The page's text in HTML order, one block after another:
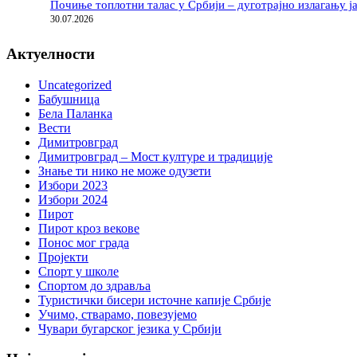
Почиње топлотни талас у Србији – дуготрајно излагању
30.07.2026
Актуелности
Uncategorized
Бабушница
Бела Паланка
Вести
Димитровград
Димитровград – Мост културе и традиције
Знање ти нико не може одузети
Избори 2023
Избори 2024
Пирот
Пирот кроз векове
Понос мог града
Пројекти
Спорт у школе
Спортом до здравља
Туристички бисери источне капије Србије
Учимо, стварамо, повезујемо
Чувари бугарског језика у Србији